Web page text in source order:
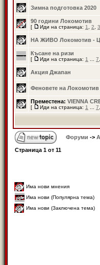
Зимна подготовка 2020
90 години Локомотив
[ Иди на страница: 1 2 3
НА ЖИВО Локомотив -
Късане на ризи
[ Иди на страница: 1 7
Акция Джапан
Феновете на
Преместена: VIENNA
[ Иди на страница: 1 7
Форуми ->
Страница 1 от 11
Има нови мнения
Има нови (Популярна тема)
Има нови (Заключена тема)